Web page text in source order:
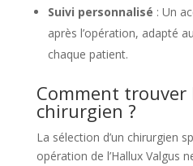
Suivi personnalisé : Un
après l’opération, adapté
chaque patient.
Comment trouver
chirurgien ?
La sélection d’un chirurgien
opération de l’Hallux Valgus